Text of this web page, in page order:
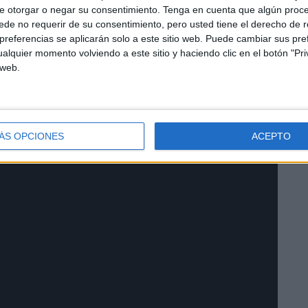
otorgar o negar su consentimiento. Tenga en cuenta que algún
no requerir de su consentimiento, pero usted tiene el derecho de
se aplicarán solo a este sitio web. Puede cambiar sus
momento volviendo a este sitio y haciendo clic en el botón
OPCIONES ACEPTO
de la Marina para sumarse a esta reivindicación y
Aunque la música continúa el resto de la semana
actuación de las tres estrellas que han venido a la